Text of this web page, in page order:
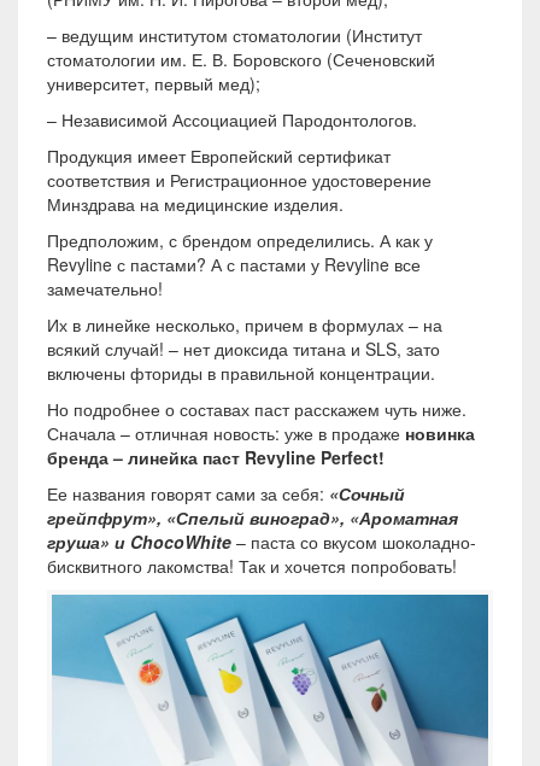
– ведущим институтом стоматологии (Институт
стоматологии им. Е. В. Боровского (Сеченовский
университет, первый мед);
– Независимой Ассоциацией Пародонтологов.
Продукция имеет Европейский сертификат
соответствия и Регистрационное удостоверение
Минздрава на медицинские изделия.
Предположим, с брендом определились. А как у
Revyline с пастами? А с пастами у Revyline все
замечательно!
Их в линейке несколько, причем в формулах – на
всякий случай! – нет диоксида титана и SLS, зато
включены фториды в правильной концентрации.
Но подробнее о составах паст расскажем чуть ниже.
Сначала – отличная новость: уже в продаже новинка
бренда – линейка паст Revyline Perfect!
Ее названия говорят сами за себя: «Сочный
грейпфрут», «Спелый виноград», «Ароматная
груша» и ChocoWhite – паста со вкусом шоколадно-
бисквитного лакомства! Так и хочется попробовать!